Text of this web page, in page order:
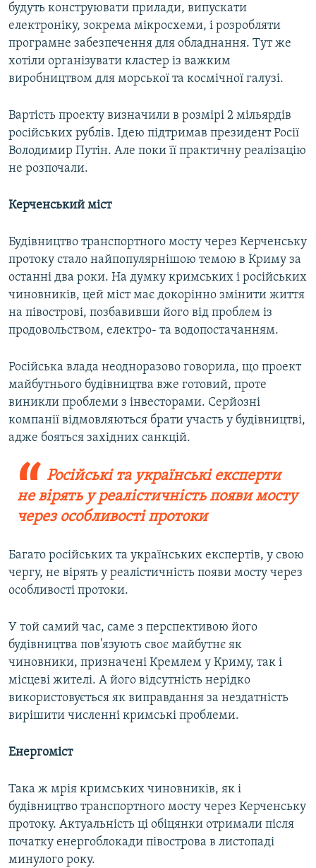
будуть конструювати прилади, випускати
електроніку, зокрема мікросхеми, і розробляти
програмне забезпечення для обладнання. Тут же
хотіли організувати кластер із важким
виробництвом для морської та космічної галузі.
Вартість проекту визначили в розмірі 2 мільярдів
російських рублів. Ідею підтримав президент Росії
Володимир Путін. Але поки її практичну реалізацію
не розпочали.
Керченський міст
Будівництво транспортного мосту через Керченську
протоку стало найпопулярнішою темою в Криму за
останні два роки. На думку кримських і російських
чиновників, цей міст має докорінно змінити життя
на півострові, позбавивши його від проблем із
продовольством, електро- та водопостачанням.
Російська влада неодноразово говорила, що проект
майбутнього будівництва вже готовий, проте
виникли проблеми з інвесторами. Серйозні
компанії відмовляються брати участь у будівництві,
адже бояться західних санкцій.
Російські та українські експерти
не вірять у реалістичність появи мосту
через особливості протоки
Багато російських та українських експертів, у свою
чергу, не вірять у реалістичність появи мосту через
особливості протоки.
У той самий час, саме з перспективою його
будівництва пов'язують своє майбутнє як
чиновники, призначені Кремлем у Криму, так і
місцеві жителі. А його відсутність нерідко
використовується як виправдання за нездатність
вирішити численні кримські проблеми.
Енергоміст
Така ж мрія кримських чиновників, як і
будівництво транспортного мосту через Керченську
протоку. Актуальність ці обіцянки отримали після
початку енергоблокади півострова в листопаді
минулого року.